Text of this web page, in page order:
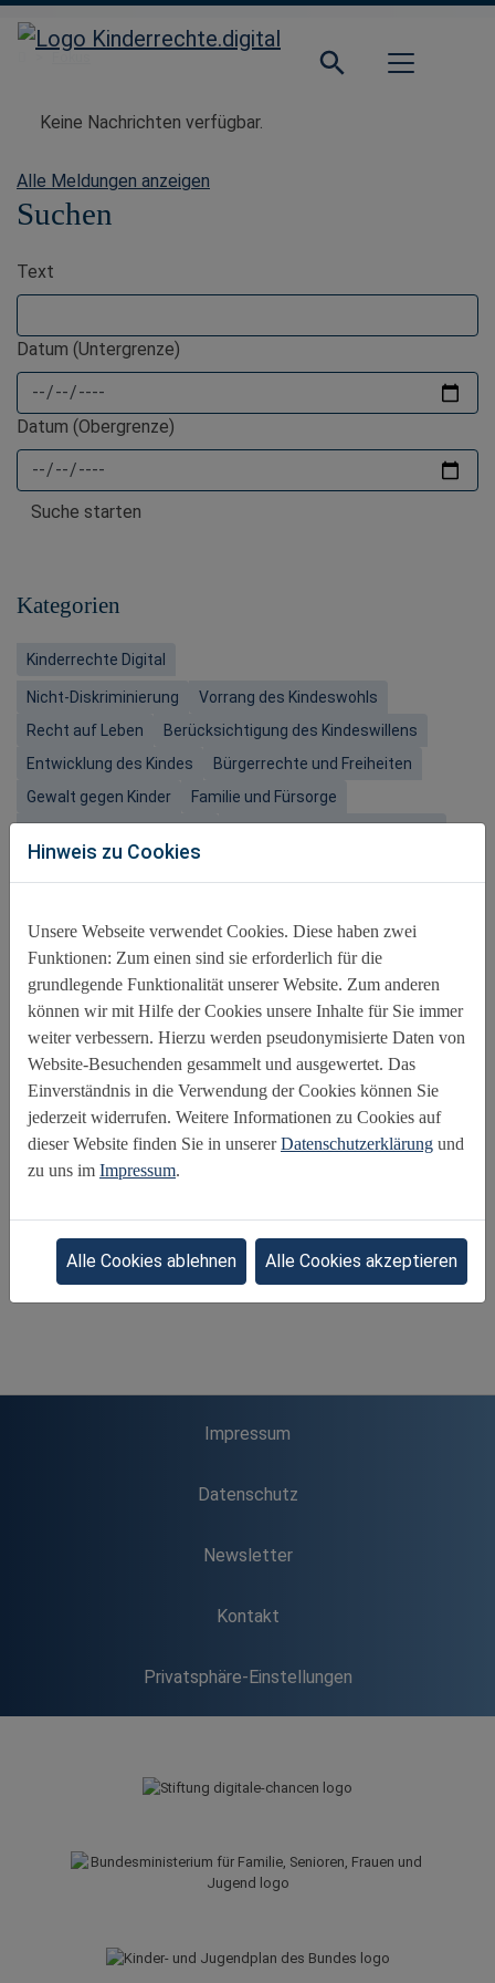
Direkt zur Hauptnavigation springen
Direkt zum Inhalt springen
Startseite
Fokus
Keine Nachrichten verfügbar.
Alle Meldungen anzeigen
Suchen
Text
Datum (Untergrenze)
Datum (Obergrenze)
Kategorien
Kinderrechte Digital
Nicht-Diskriminierung
Vorrang des Kindeswohls
Recht auf Leben
Berücksichtigung des Kindeswillens
Entwicklung des Kindes
Bürgerrechte und Freiheiten
Gewalt gegen Kinder
Familie und Fürsorge
Bildung, Freizeit und Kultur
Schlagworte
Altersgrenze Barrierefreiheit
Cybergrooming
Cybermobbing
Darstellungen des sexuellen
Digital Parenting
Digitale Spiele
Gefährdete Kinder
Internet Governance
Jugendmedienschutz
Kindesmissbrauchs
Medienerziehung
Medienkompetenz
Sexting
Social Media
UN-Kinderrechtskonvention
Verbraucherschutz
Werbung
Impressum
Datenschutz
Newsletter
Kontakt
Privatsphäre-Einstellungen
Hinweis zu Cookies
Unsere Webseite verwendet Cookies. Diese haben zwei
Funktionen: Zum einen sind sie erforderlich für die
grundlegende Funktionalität unserer Website. Zum anderen
können wir mit Hilfe der Cookies unsere Inhalte für Sie immer
weiter verbessern. Hierzu werden pseudonymisierte Daten von
Website-Besuchenden gesammelt und ausgewertet. Das
Einverständnis in die Verwendung der Cookies können Sie
jederzeit widerrufen. Weitere Informationen zu Cookies auf
dieser Website finden Sie in unsererDatenschutzerklärung und
zu uns im Impressum.
Alle Cookies ablehnen Alle Cookies akzeptieren